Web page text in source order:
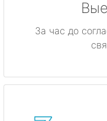
За час до